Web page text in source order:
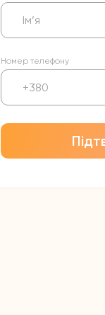
Номер телефону